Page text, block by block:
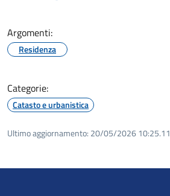
Argomenti:
Residenza
Categorie:
Catasto e urbanistica
Ultimo aggiornamento: 20/05/2026 10:25.11